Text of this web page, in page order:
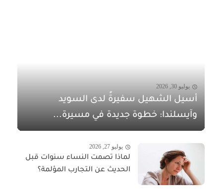
يوليو 30, 2026
أسيل الشهيل سفيرةً لدى السويد
وآيسلندا: خطوة جديدة في مسيرة...
يوليو 27, 2026
لماذا تصمت النساء سنوات قبل
الحديث عن التجارب المؤلمة؟